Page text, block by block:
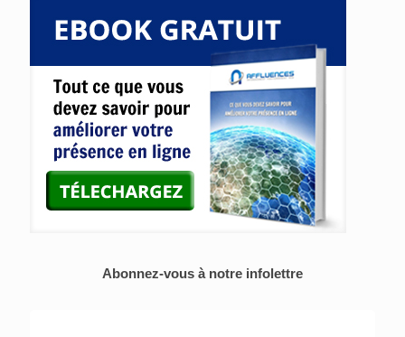
Abonnez-vous à notre infolettre